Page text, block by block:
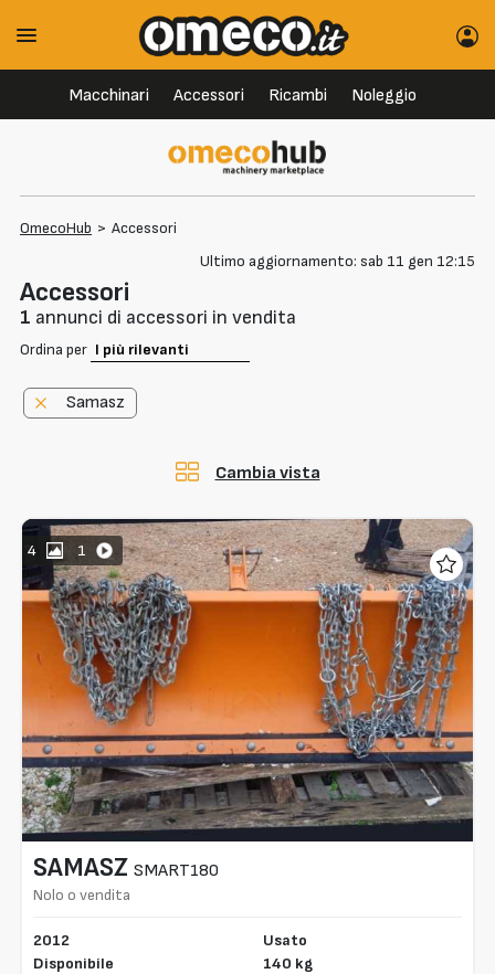
Macchinari Accessori Ricambi Noleggio
OmecoHub > Accessori
Ultimo aggiornamento: sab 11 gen 12:15
Accessori
1 annunci di accessori in vendita
Ordina per
Samasz
Cambia vista
4 1
SAMASZ SMART180
Nolo o vendita
2012
Disponibile
Usato
140 kg